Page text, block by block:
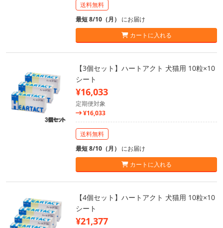
送料無料
最短 8/10（月） にお届け
カートに入れる
【3個セット】ハートアクト 犬猫用 10粒×10
シート
¥16,033
定期便対象
¥16,033
送料無料
最短 8/10（月） にお届け
カートに入れる
【4個セット】ハートアクト 犬猫用 10粒×10
シート
¥21,377